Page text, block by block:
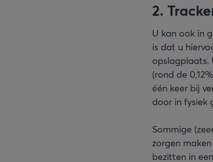
2.
U kan ook in
is dat u
opslagplaats.
(rond de
één keer bij
door in fysiek
Sommige
zorgen
bezitten in